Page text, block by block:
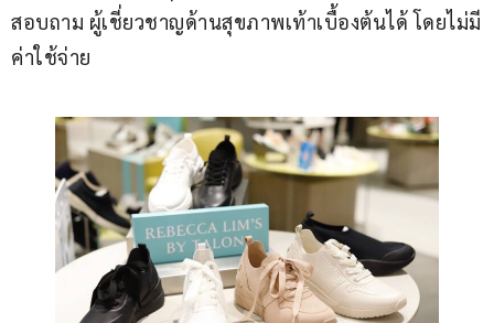
สอบถาม ผู้เชี่ยวชาญด้านสุขภาพเท้าเบื้องต้นได้ โดยไม่มี
ค่าใช้จ่าย